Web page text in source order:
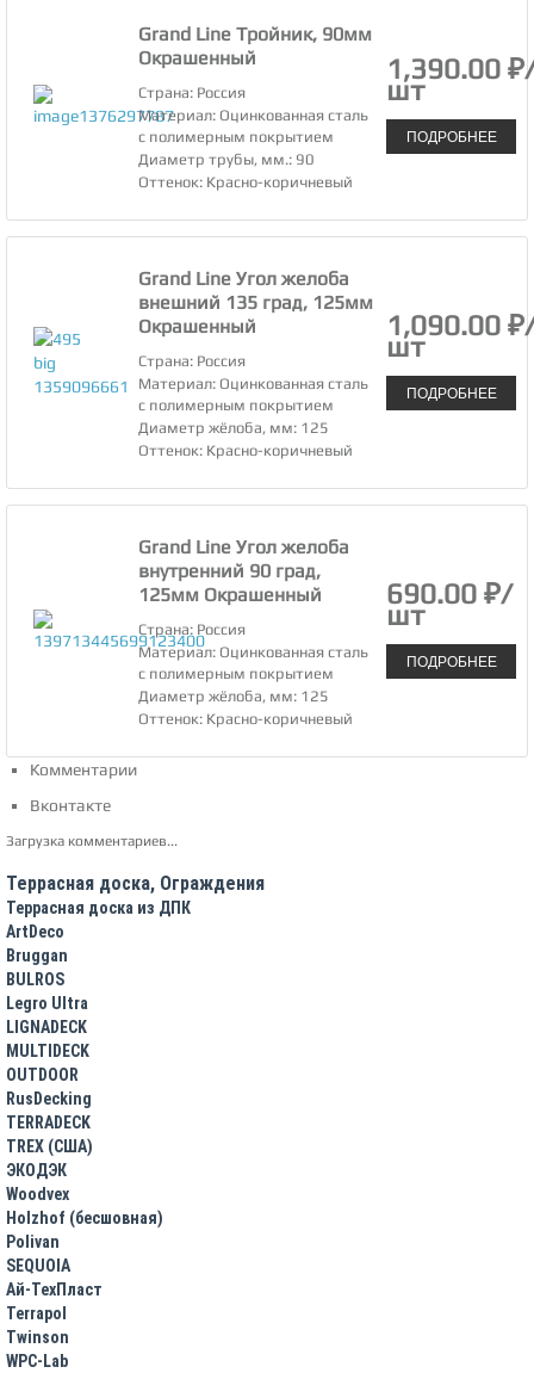
Grand Line Тройник, 90мм
Окрашенный
Страна: Россия
Материал: Оцинкованная сталь
с полимерным покрытием
Диаметр трубы, мм.: 90
Оттенок: Красно-коричневый
1,390.00
шт
ПОДРОБНЕЕ
Grand Line Угол желоба
внешний 135 град, 125мм
Окрашенный
Страна: Россия
Материал: Оцинкованная сталь
с полимерным покрытием
Диаметр жёлоба, мм: 125
Оттенок: Красно-коричневый
1,090.00
шт
ПОДРОБНЕЕ
Grand Line Угол желоба
внутренний 90 град,
125мм Окрашенный
Страна: Россия
Материал: Оцинкованная сталь
с полимерным покрытием
Диаметр жёлоба, мм: 125
Оттенок: Красно-коричневый
690.00 ₽/
шт
ПОДРОБНЕЕ
Комментарии
Вконтакте
Загрузка комментариев...
Террасная доска, Ограждения
Террасная доска из ДПК
ArtDeco
Bruggan
BULROS
Legro Ultra
LIGNADECK
MULTIDECK
OUTDOOR
RusDecking
TERRADECK
TREX (США)
ЭКОДЭК
Woodvex
Holzhof (бесшовная)
Polivan
SEQUOIA
Ай-ТехПласт
Terrapol
Twinson
WPC-Lab